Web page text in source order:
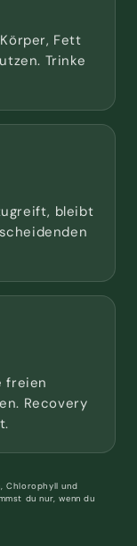
Fett
Trinke
bleibt
freien
Recovery
Chlorophyll und
du nur, wenn du